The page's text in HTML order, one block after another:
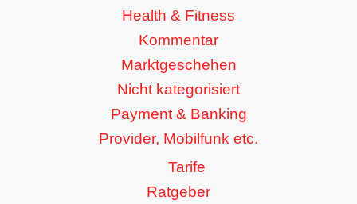
Health & Fitness
Kommentar
Marktgeschehen
Nicht kategorisiert
Payment & Banking
Provider, Mobilfunk etc.
Tarife
Ratgeber